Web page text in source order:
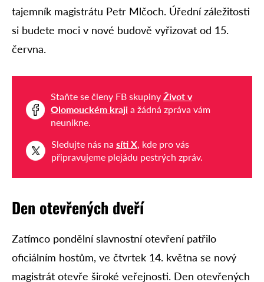
tajemník magistrátu Petr Mlčoch. Úřední záležitosti
si budete moci v nové budově vyřizovat od 15.
června.
Staňte se členy FB skupiny Život v
Olomouckém kraji a žádná zpráva vám
neunikne.
Sledujte nás na síti X, kde pro vás
připravujeme plejádu pestrých zpráv.
Den otevřených dveří
Zatímco pondělní slavnostní otevření patřilo
oficiálním hostům, ve čtvrtek 14. května se nový
magistrát otevře široké veřejnosti. Den otevřených